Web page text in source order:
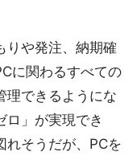
りや発注、納期確
に関わるすべての
理できるようにな
ロ」が実現でき
れそうだが、PCを